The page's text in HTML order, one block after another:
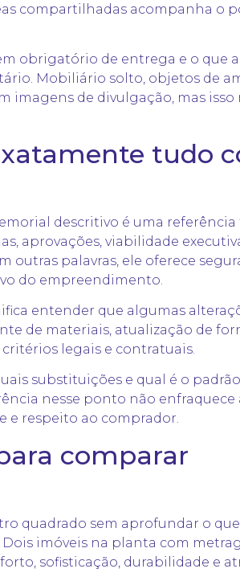
compartilhadas acompanha o
obrigatório de entrega e o que
Mobiliário solto, objetos de
imagens de divulgação, mas isso
tudo
descritivo é uma referência
aprovações, viabilidade
palavras, ele oferece
do empreendimento.
entender que algumas
de materiais, atualização de
legais e contratuais.
substituições e qual é o
nesse ponto não enfraquece
e respeito ao comprador.
comparar
quadrado sem aprofundar o que
imóveis na planta com
sofisticação, durabilidade e